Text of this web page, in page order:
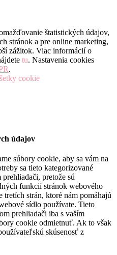
štatistických údajov,
stránok a pre online marketing,
zážitok. Viac informácií o
tu. Nastavenia cookies
.
cookie
údajov
súbory cookie, aby sa vám na
sa tieto kategorizované
pretože sú
funkcií stránok webového
strán, ktoré nám pomáhajú
sídlo používate. Tieto
prehliadači iba s vaším
cookie odmietnuť. Ak to však
skúsenosť z